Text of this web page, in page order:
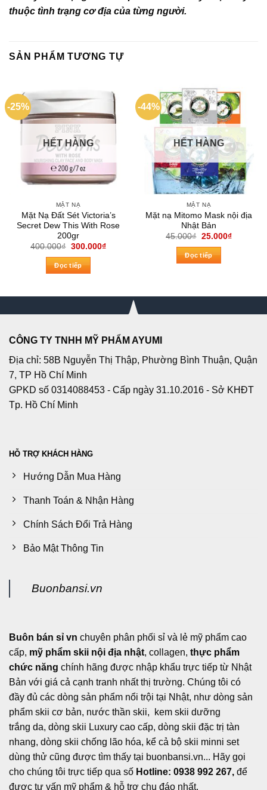
thuộc tình trạng cơ địa của từng người.
SẢN PHẨM TƯƠNG TỰ
-25%
HẾT HÀNG
MẶT NẠ
Mặt Nạ Đất Sét Victoria’s
Secret Dew This With Rose
200gr
400.000₫ Giá
là:
400.000₫.
300.000₫Giá
Đọc tiếp
-44%
HẾT HÀNG
MẶT NẠ
Mặt nạ Mitomo Mask nội địa
Nhật Bản
45.000₫ Giá
là:
45.000₫.
25.000₫Giá
Đọc tiếp
CÔNG TY TNHH MỸ PHẨM AYUMI
Địa chỉ: 58B Nguyễn Thị Thập, Phường Bình Thuận, Quận
7, TP Hồ Chí Minh
GPKD số 0314088453 - Cấp ngày 31.10.2016 - Sở KHĐT
Tp. Hồ Chí Minh
HỖ TRỢ KHÁCH HÀNG
Hướng Dẫn Mua Hàng
Thanh Toán & Nhận Hàng
Chính Sách Đổi Trả Hàng
Bảo Mật Thông Tin
Buonbansi.vn
Buôn bán sỉ vn chuyên phân phối sỉ và lẻ mỹ phẩm cao
cấp, mỹ phẩm skii nội địa nhật, collagen, thực phẩm
chức năng chính hãng được nhập khẩu trực tiếp từ Nhật
Bản với giá cả cạnh tranh nhất thị trường. Chúng tôi có
đầy đủ các dòng sản phẩm nổi trội tại Nhật, như dòng sản
phẩm skii cơ bản, nước thần skii, kem skii dưỡng
trắng da, dòng skii Luxury cao cấp, dòng skii đặc trị tàn
nhang, dòng skii chống lão hóa, kể cả bộ skii minni set
dùng thử cũng được tìm thấy tại buonbansi.vn... Hãy gọi
cho chúng tôi trực tiếp qua số Hotline: 0938 992 267, để
được tư vấn mỹ phẩm & hỗ trợ chu đáo nhất.